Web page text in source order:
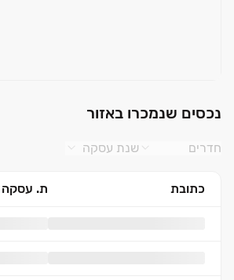
נכסים שנמכרו באזור
חדרים שנת עסקה
כתובת ת. עסקה